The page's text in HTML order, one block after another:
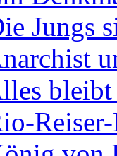
Jungs